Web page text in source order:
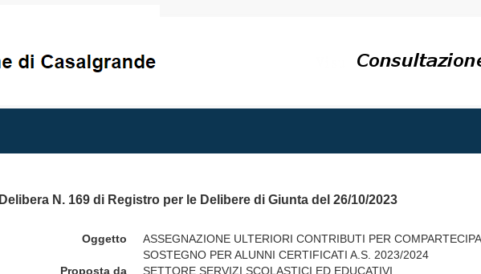
Delibera N. 169 di Registro per le Delibere di Giunta del 26/10/2023
Oggetto
ASSEGNAZIONE ULTERIORI CONTRIBUTI PER
SOSTEGNO PER ALUNNI CERTIFICATI A.S. 2023/2024
Proposta da
SETTORE SERVIZI SCOLASTICI ED EDUCATIVI